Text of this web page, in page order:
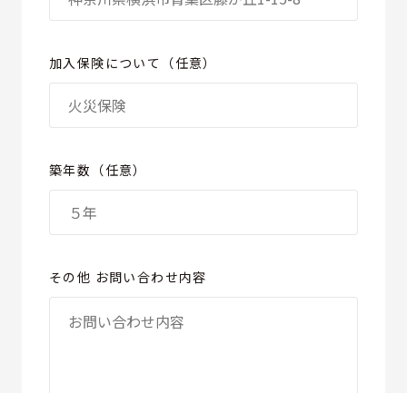
加入保険について（任意）
築年数（任意）
その他 お問い合わせ内容